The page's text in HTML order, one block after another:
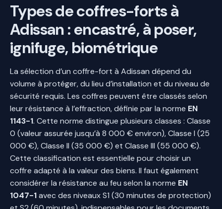
Types de coffres-forts à
Adissan : encastré, à poser,
ignifuge, biométrique
La sélection d’un coffre-fort à Adissan dépend du
volume à protéger, du lieu d’installation et du niveau de
sécurité requis. Les coffres peuvent être classés selon
leur résistance à l’effraction, définie par la norme EN
1143-1. Cette norme distingue plusieurs classes : Classe
0 (valeur assurée jusqu’à 8 000 € environ), Classe I (25
000 €), Classe II (35 000 €) et Classe III (55 000 €).
Cette classification est essentielle pour choisir un
coffre adapté à la valeur des biens. Il faut également
considérer la résistance au feu selon la norme EN
1047-1avec des niveaux S1 (30 minutes de protection)